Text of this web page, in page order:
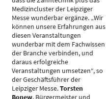
Medizincluster der Leipziger
Messe wunderbar ergänze. „Wir
können unsere Erfahrungen aus
diesen Veranstaltungen
wunderbar mit dem Fachwissen
der Branche verbinden, und
daraus erfolgreiche
Veranstaltungen umsetzen“, so
der Geschäftsführer der
Leipziger Messe.Torsten
Bonew, Bürgermeister und